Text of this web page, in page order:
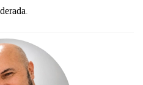
.